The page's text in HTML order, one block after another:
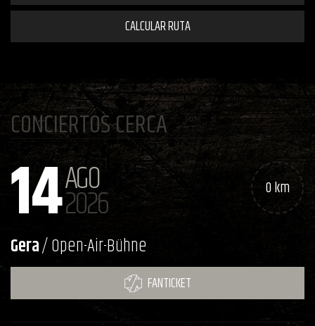
CALCULAR RUTA
CONCIERTOS CERCA
14AGO
2026 0 km
Gera/ Open-Air-Bühne
FANTICKET